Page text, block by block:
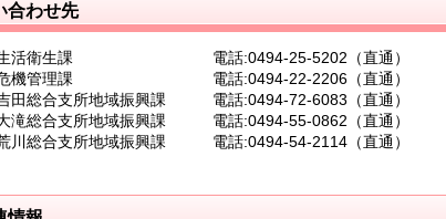
合わせ先
活衛生課 電話:0494-25-5202（直通）
機管理課 電話:0494-22-2206（直通）
田総合支所地域振興課 電話:0494-72-6083（直通）
滝総合支所地域振興課 電話:0494-55-0862（直通）
川総合支所地域振興課 電話:0494-54-2114（直通）